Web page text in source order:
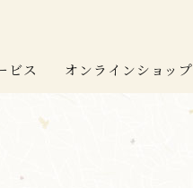
ビス オンラインショップ